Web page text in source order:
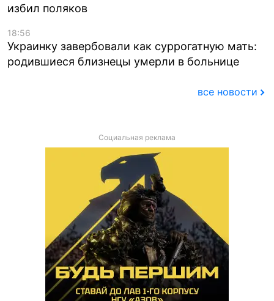
избил поляков
18:56
Украинку завербовали как суррогатную мать:
родившиеся близнецы умерли в больнице
все новости
Социальная реклама